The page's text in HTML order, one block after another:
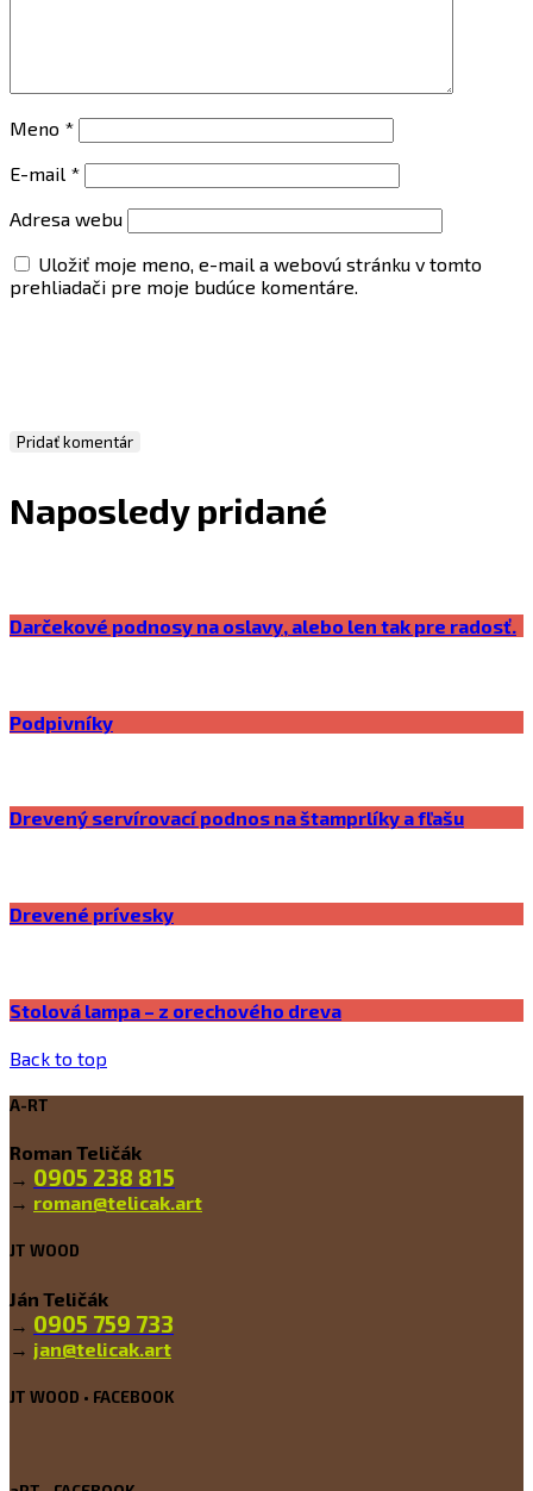
Meno *
E-mail *
Adresa webu
Uložiť moje meno, e-mail a webovú stránku v tomto
prehliadači pre moje budúce komentáre.
Naposledy pridané
Darčekové podnosy na oslavy, alebo len tak pre radosť.
Podpivníky
Drevený servírovací podnos na štamprlíky a fľašu
Drevené prívesky
Stolová lampa – z orechového dreva
Back to top
A-RT
Roman Teličák
→ 0905 238 815
→ roman@telicak.art
JT WOOD
Ján Teličák
→ 0905 759 733
→ jan@telicak.art
JT WOOD • FACEBOOK